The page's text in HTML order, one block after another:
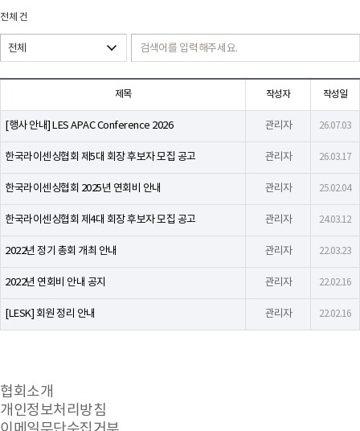
전체건
제목 작성자 작성일
[행사 안내] LES APAC Conference 2026 관리자 26.07.03
한국라이센싱협회 제5대 회장 후보자 모집 공고 관리자 26.03.17
한국라이센싱협회 2025년 연회비 안내 관리자 25.02.04
한국라이센싱협회 제4대 회장 후보자 모집 공고 관리자 24.03.12
2022년 정기 총회 개최 안내 관리자 22.03.23
2022년 연회비 안내 공지 관리자 22.02.16
[LESK] 회원 정리 안내 관리자 22.02.16
협회소개
개인정보처리방침